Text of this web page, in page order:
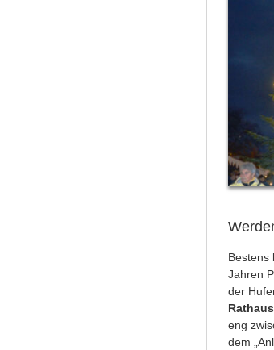
Bestens
Jahren
der
Rathaus
eng
dem